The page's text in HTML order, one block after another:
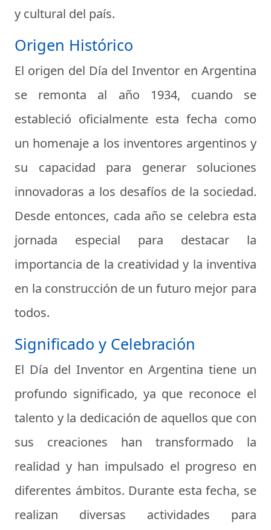
y cultural del país.
Origen Histórico
El origen del Día del Inventor en Argentina
se remonta al año 1934, cuando se
estableció oficialmente esta fecha como
un homenaje a los inventores argentinos y
su capacidad para generar soluciones
innovadoras a los desafíos de la sociedad.
Desde entonces, cada año se celebra esta
jornada especial para destacar la
importancia de la creatividad y la inventiva
en la construcción de un futuro mejor para
todos.
Significado y Celebración
El Día del Inventor en Argentina tiene un
profundo significado, ya que reconoce el
talento y la dedicación de aquellos que con
sus creaciones han transformado la
realidad y han impulsado el progreso en
diferentes ámbitos. Durante esta fecha, se
realizan diversas actividades para